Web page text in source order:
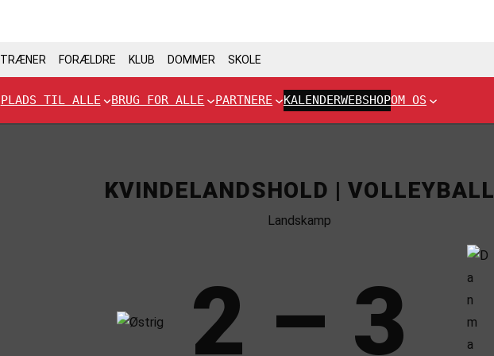
TRÆNER FORÆLDRE KLUB DOMMER SKOLE
PLADS TIL ALLE BRUG FOR ALLE PARTNERE KALENDERWEBSHOPOM OS
KVINDELANDSHOLD | VOLLEYBALL
Landskamp
2 – 3